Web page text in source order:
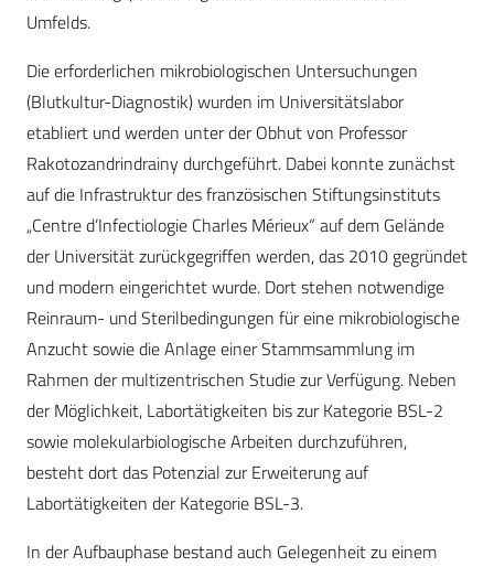
Umfelds.
Die erforderlichen mikrobiologischen Untersuchungen
(Blutkultur-Diagnostik) wurden im Universitätslabor
etabliert und werden unter der Obhut von Professor
Rakotozandrindrainy durchgeführt. Dabei konnte zunächst
auf die Infrastruktur des französischen Stiftungsinstituts
„Centre d’Infectiologie Charles Mérieux“ auf dem Gelände
der Universität zurückgegriffen werden, das 2010 gegründet
und modern eingerichtet wurde. Dort stehen notwendige
Reinraum- und Sterilbedingungen für eine mikrobiologische
Anzucht sowie die Anlage einer Stammsammlung im
Rahmen der multizentrischen Studie zur Verfügung. Neben
der Möglichkeit, Labortätigkeiten bis zur Kategorie BSL-2
sowie molekularbiologische Arbeiten durchzuführen,
besteht dort das Potenzial zur Erweiterung auf
Labortätigkeiten der Kategorie BSL-3.
In der Aufbauphase bestand auch Gelegenheit zu einem